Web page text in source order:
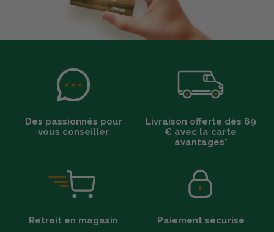
Des passionnés pour
vous conseiller
Livraison offerte dès 89
€ avec la carte
avantages*
Retrait en magasin Paiement sécurisé